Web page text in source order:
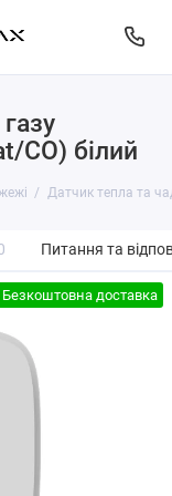
CO) білий
Датчик тепла та
Питання та
Безкоштовна доставка